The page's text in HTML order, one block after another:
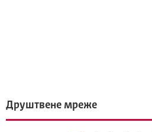
Друштвене мреже